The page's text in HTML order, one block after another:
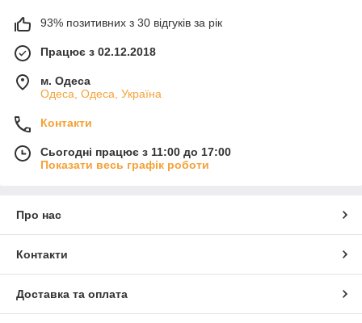
93% позитивних з 30 відгуків за рік
Працює з 02.12.2018
м. Одеса
Одеса, Одеса, Україна
Контакти
Сьогодні працює з 11:00 до 17:00
Показати весь графік роботи
Про нас
Контакти
Доставка та оплата